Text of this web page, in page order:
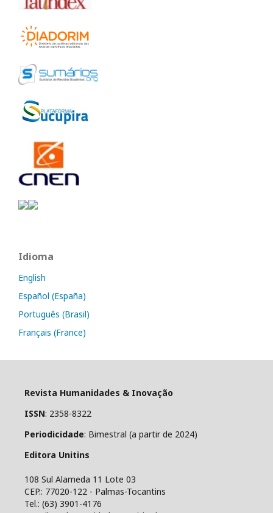
Idioma
English
Español (España)
Português (Brasil)
Français (France)
Revista Humanidades & Inovação
ISSN: 2358-8322
Periodicidade: Bimestral (a partir de 2024)
Editora Unitins
108 Sul Alameda 11 Lote 03
CEP.: 77020-122 - Palmas-Tocantins
Tel.: (63) 3901-4176